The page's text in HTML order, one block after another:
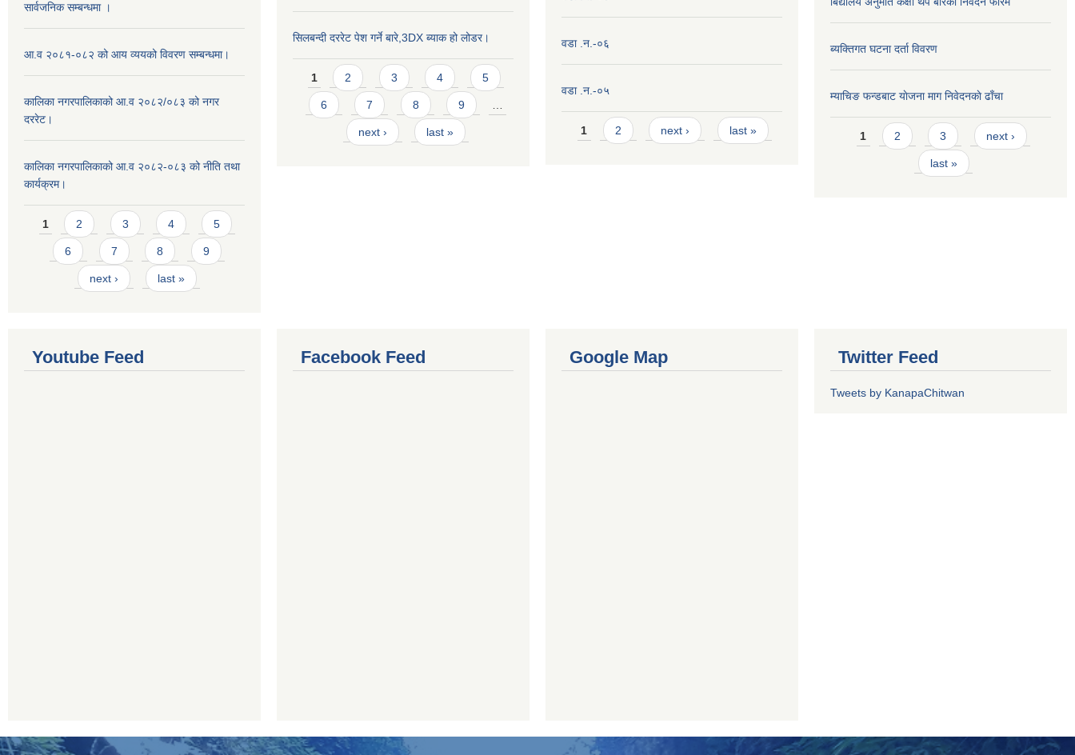
सार्वजनिक सम्बन्धमा ।
आ.व २०८१-०८२ को आय व्ययको विवरण सम्बन्धमा।
कालिका नगरपालिकाको आ.व २०८२/०८३ को नगर
दररेट।
कालिका नगरपालिकाको आ.व २०८२-०८३ को नीति तथा
कार्यक्रम।
Pages
1 2 3 4 5
6 7 8 9
next › last »
सिलबन्दी दररेट पेश गर्ने बारे,3DX ब्याक हो लोडर।
Pages
1 2 3 4 5
6 7 8 9
next › last »
वडा .न.-०६
वडा .न.-०५
Pages
1 2 next › last »
ब्यक्तिगत घटना दर्ता विवरण
म्याचिङ फन्डबाट याेजना माग निवेदनकाे ढाँचा
Pages
1 2 3 next ›
last »
Youtube Feed Facebook Feed Google Map Twitter Feed
Tweets by KanapaChitwan